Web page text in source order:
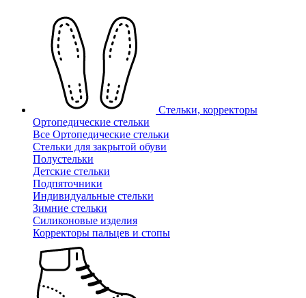
Стельки, корректоры
Ортопедические стельки
Все Ортопедические стельки
Стельки для закрытой обуви
Полустельки
Детские стельки
Подпяточники
Индивидуальные стельки
Зимние стельки
Силиконовые изделия
Корректоры пальцев и стопы